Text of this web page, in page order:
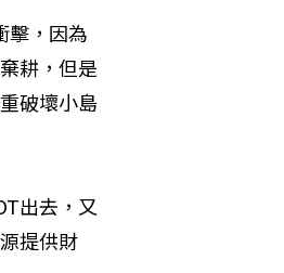
擊，因為
耕，但是
破壞小島
出去，又
提供財